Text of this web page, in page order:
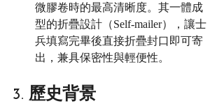
微膠卷時的最高清晰度。其一體成
型的折疊設計（Self-mailer），讓士
兵填寫完畢後直接折疊封口即可寄
出，兼具保密性與輕便性。
3. 歷史背景